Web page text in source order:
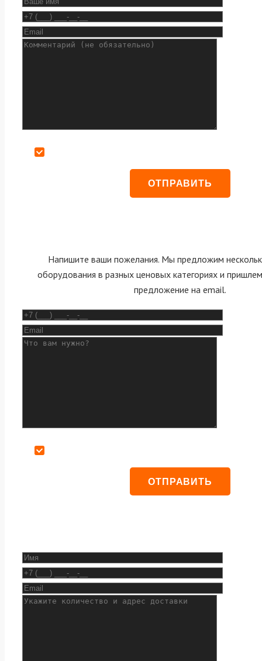
Напишите ваши пожелания. Мы предложим
оборудования в разных ценовых категориях и
предложение на email.